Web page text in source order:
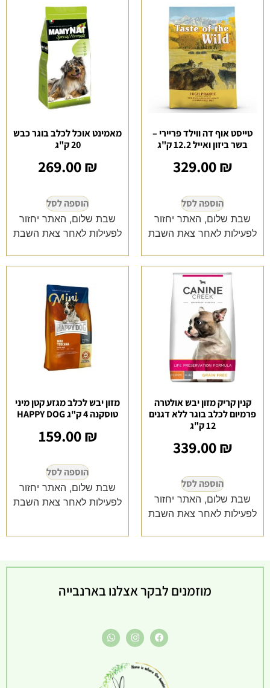
טייסט אוף דה ווילד פריירי –
בשר ביזון ואייל 12.2 ק"ג
329.00₪
הוספה לסל
שבת שלום, האתר יחזור
לפעילות לאחר צאת השבת
מאמינט אוכל לכלב בוגר כבש
20 ק"ג
269.00₪
הוספה לסל
שבת שלום, האתר יחזור
לפעילות לאחר צאת השבת
קנין קריק מזון יבש אולטרה
פרמיום לכלב בוגר ללא דגנים
12 ק"ג
339.00₪
הוספה לסל
שבת שלום, האתר יחזור
לפעילות לאחר צאת השבת
מזון יבש לכלב מגזע קטן מיני
טוסקנה 4 ק"ג HAPPY DOG
159.00₪
הוספה לסל
שבת שלום, האתר יחזור
לפעילות לאחר צאת השבת
מוזמנים לבקר אצלנו בארנבייה